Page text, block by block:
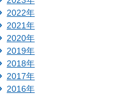
2022年
2021年
2020年
2019年
2018年
2017年
2016年